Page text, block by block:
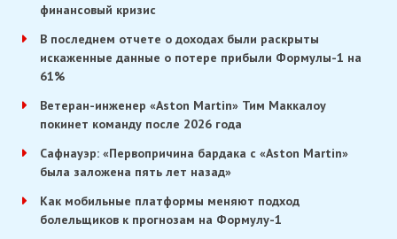
финансовый кризис
В последнем отчете о доходах были раскрыты
искаженные данные о потере прибыли Формулы-1 на
61%
Ветеран-инженер «Aston Martin» Тим Маккалоу
покинет команду после 2026 года
Сафнауэр: «Первопричина бардака с «Aston Martin»
была заложена пять лет назад»
Как мобильные платформы меняют подход
болельщиков к прогнозам на Формулу-1